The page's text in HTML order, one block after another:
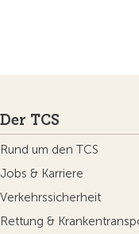
Der TCS
Rund um den TCS
Jobs & Karriere
Verkehrssicherheit
Rettung &